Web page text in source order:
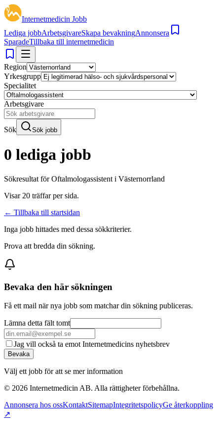
Internetmedicin Jobb
Lediga jobbArbetsgivareSkapa bevakningAnnonsera
SparadeTillbaka till internetmedicin
Region
Yrkesgrupp
Specialitet
Arbetsgivare
Sök Sök jobb
0 lediga jobb
Sökresultat förOftalmologassistent i Västernorrland
Visar 20 träffar per sida.
← Tillbaka till startsidan
Inga jobb hittades med dessa sökkriterier.
Prova att bredda din sökning.
Bevaka den här sökningen
Få ett mail när nya jobb som matchar din sökning publiceras.
Lämna detta fält tomt
Jag vill också ta emot Internetmedicins nyhetsbrev
Bevaka
Välj ett jobb för att se mer information
© 2026 Internetmedicin AB. Alla rättigheter förbehållna.
Annonsera hos ossKontaktSitemapIntegritetspolicyGe återkoppling
↗